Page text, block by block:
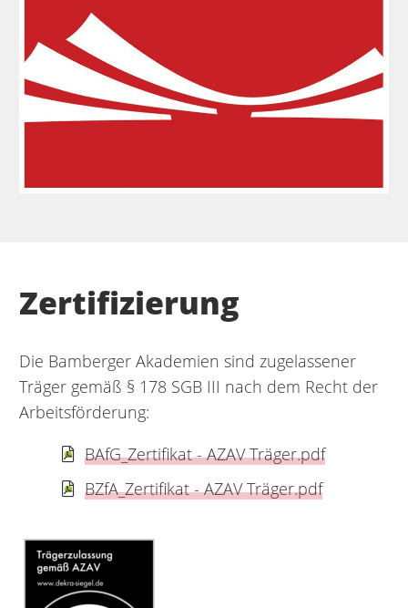
Zertifizierung
Die Bamberger Akademien sind zugelassener
Träger gemäß § 178 SGB III nach dem Recht der
Arbeitsförderung:
BAfG_Zertifikat - AZAV Träger.pdf
BZfA_Zertifikat - AZAV Träger.pdf